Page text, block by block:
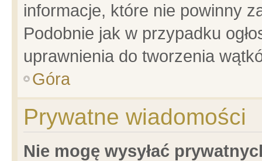
informacje, które nie powinny
Podobnie jak w przypadku
uprawnienia do tworzenia
Góra
Prywatne wiadomości
Nie mogę wysyłać